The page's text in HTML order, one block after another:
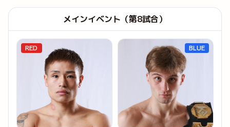
メインイベント（第8試合）
RED BLUE